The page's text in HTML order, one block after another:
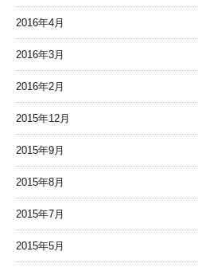
2016年4月
2016年3月
2016年2月
2015年12月
2015年9月
2015年8月
2015年7月
2015年5月